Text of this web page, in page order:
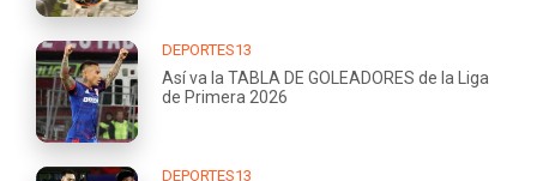
DEPORTES13
Así va la TABLA DE GOLEADORES de la Liga
de Primera 2026
DEPORTES13